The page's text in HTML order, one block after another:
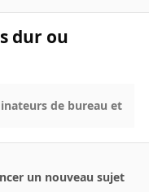
dur ou
de bureau et
un nouveau sujet